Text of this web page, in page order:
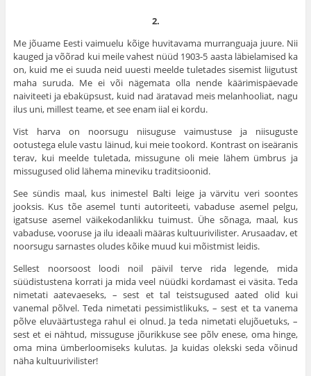
2.
Me jõuame Eesti vaimuelu kõige huvitavama murranguaja juure. Nii
kauged ja võõrad kui meile vahest nüüd 1903-5 aasta läbielamised ka
on, kuid me ei suuda neid uuesti meelde tuletades sisemist liigutust
maha suruda. Me ei või nägemata olla nende käärimispäevade
naiviteeti ja ebaküpsust, kuid nad äratavad meis melanhooliat, nagu
ilus uni, millest teame, et see enam iial ei kordu.
Vist harva on noorsugu niisuguse vaimustuse ja niisuguste
ootustega elule vastu läinud, kui meie tookord. Kontrast on iseäranis
terav, kui meelde tuletada, missugune oli meie lähem ümbrus ja
missugused olid lähema mineviku traditsioonid.
See sündis maal, kus inimestel Balti leige ja värvitu veri soontes
jooksis. Kus tõe asemel tunti autoriteeti, vabaduse asemel pelgu,
igatsuse asemel väikekodanlikku tuimust. Ühe sõnaga, maal, kus
vabaduse, vooruse ja ilu ideaali määras kultuurivilister. Arusaadav, et
noorsugu sarnastes oludes kõike muud kui mõistmist leidis.
Sellest noorsoost loodi noil päivil terve rida legende, mida
süüdistustena korrati ja mida veel nüüdki kordamast ei väsita. Teda
nimetati aatevaeseks, – sest et tal teistsugused aated olid kui
vanemal põlvel. Teda nimetati pessimistlikuks, – sest et ta vanema
põlve eluväärtustega rahul ei olnud. Ja teda nimetati elujõuetuks, –
sest et ei nähtud, missuguse jõurikkuse see põlv enese, oma hinge,
oma mina ümberloomiseks kulutas. Ja kuidas olekski seda võinud
näha kultuurivilister!